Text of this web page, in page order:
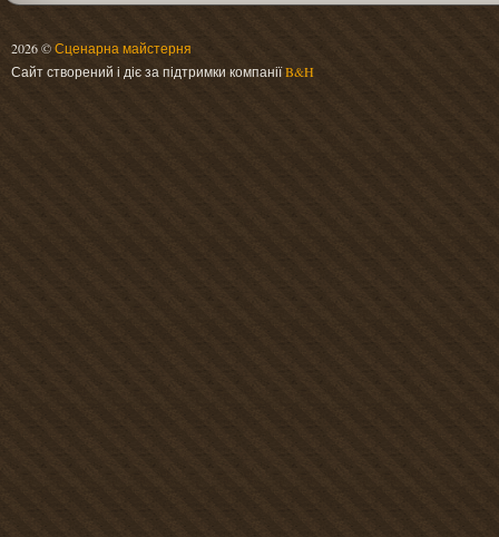
2026 ©Сценарна майстерня
Сайт створений і діє за підтримки компаніїB&H